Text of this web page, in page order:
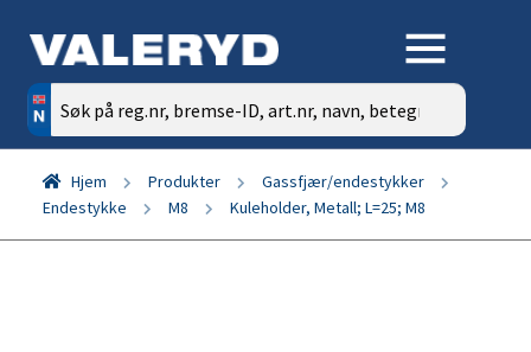
Søk
etter:
Hjem Produkter
Gassfjær/endestykker
Endestykke
M8 Kuleholder, Metall; L=25; M8